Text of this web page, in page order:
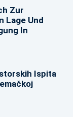
Zur
Lage Und
In
Ispita